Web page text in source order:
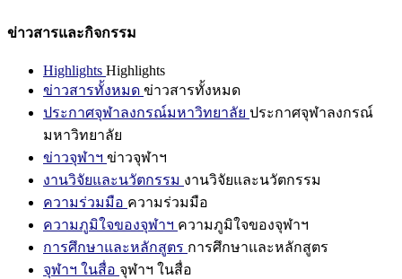
ข่าวสารและกิจกรรม
Highlights Highlights
ข่าวสารทั้งหมด ข่าวสารทั้งหมด
ประกาศจุฬาลงกรณ์มหาวิทยาลัย ประกาศจุฬาลงกรณ์
มหาวิทยาลัย
ข่าวจุฬาฯ ข่าวจุฬาฯ
งานวิจัยและนวัตกรรม งานวิจัยและนวัตกรรม
ความร่วมมือ ความร่วมมือ
ความภูมิใจของจุฬาฯ ความภูมิใจของจุฬาฯ
การศึกษาและหลักสูตร การศึกษาและหลักสูตร
จุฬาฯ ในสื่อ จุฬาฯ ในสื่อ